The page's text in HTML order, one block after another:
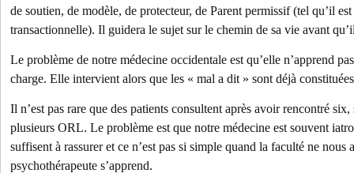
de soutien, de modèle, de protecteur, de Parent permissif (tel qu’il
transactionnelle). Il guidera le sujet sur le chemin de sa vie avant
Le problème de notre médecine occidentale est qu’elle n’apprend
charge. Elle intervient alors que les « mal a dit » sont déjà
Il n’est pas rare que des patients consultent après avoir rencontré
plusieurs ORL. Le problème est que notre médecine est souvent
suffisent à rassurer et ce n’est pas si simple quand la faculté ne nous
psychothérapeute s’apprend.